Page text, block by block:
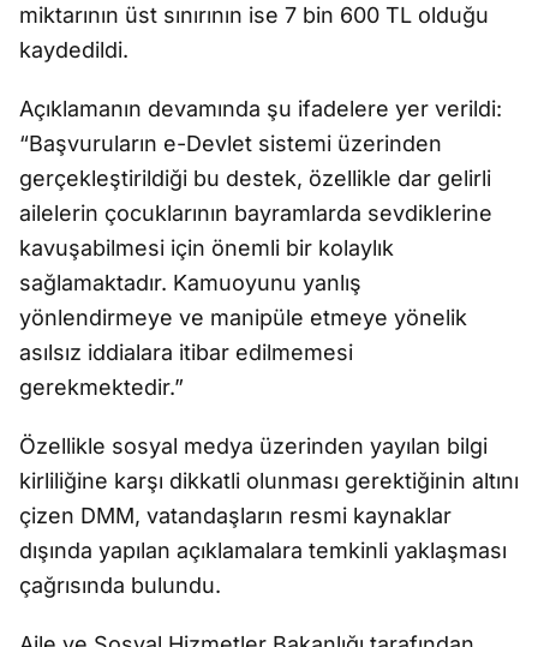
miktarının üst sınırının ise 7 bin 600 TL olduğu
kaydedildi.
Açıklamanın devamında şu ifadelere yer verildi:
“Başvuruların e-Devlet sistemi üzerinden
gerçekleştirildiği bu destek, özellikle dar gelirli
ailelerin çocuklarının bayramlarda sevdiklerine
kavuşabilmesi için önemli bir kolaylık
sağlamaktadır. Kamuoyunu yanlış
yönlendirmeye ve manipüle etmeye yönelik
asılsız iddialara itibar edilmemesi
gerekmektedir.”
Özellikle sosyal medya üzerinden yayılan bilgi
kirliliğine karşı dikkatli olunması gerektiğinin altını
çizen DMM, vatandaşların resmi kaynaklar
dışında yapılan açıklamalara temkinli yaklaşması
çağrısında bulundu.